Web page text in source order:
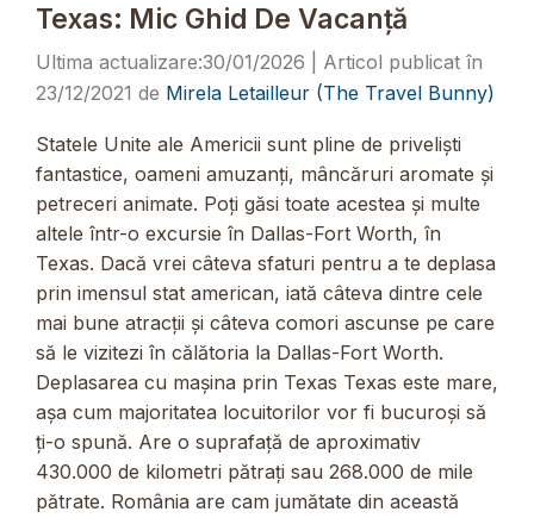
Texas: Mic Ghid De Vacanță
30/01/2026
23/12/2021 de Mirela Letailleur (The Travel Bunny)
Statele Unite ale Americii sunt pline de priveliști
fantastice, oameni amuzanți, mâncăruri aromate și
petreceri animate. Poți găsi toate acestea și multe
altele într-o excursie în Dallas-Fort Worth, în
Texas. Dacă vrei câteva sfaturi pentru a te deplasa
prin imensul stat american, iată câteva dintre cele
mai bune atracții și câteva comori ascunse pe care
să le vizitezi în călătoria la Dallas-Fort Worth.
Deplasarea cu mașina prin Texas Texas este mare,
așa cum majoritatea locuitorilor vor fi bucuroși să
ți-o spună. Are o suprafață de aproximativ
430.000 de kilometri pătrați sau 268.000 de mile
pătrate. România are cam jumătate din această